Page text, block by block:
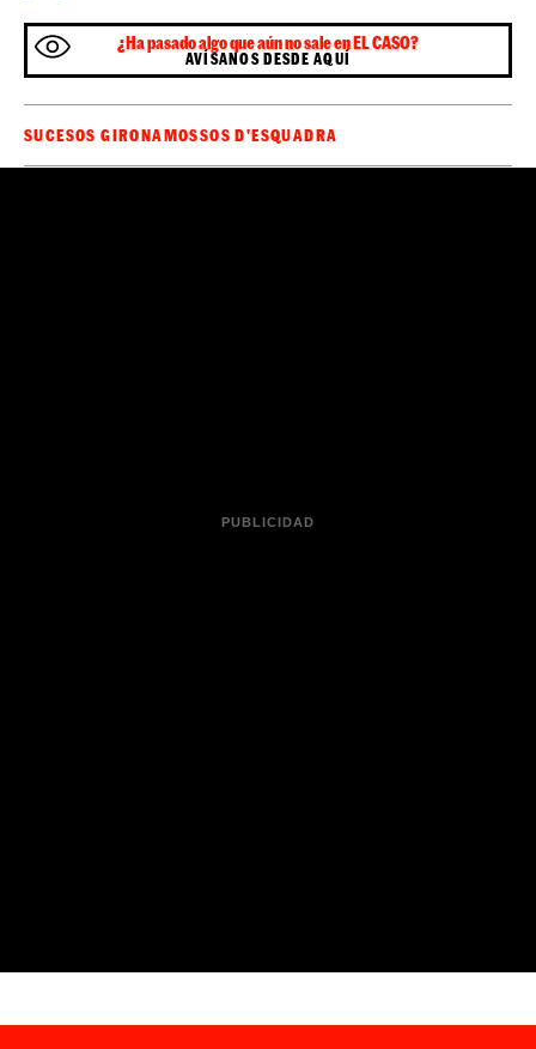
¿Ha pasado algo que aún no sale en EL CASO?
AVÍSANOS DESDE AQUÍ
SUCESOS GIRONAMOSSOS D'ESQUADRA